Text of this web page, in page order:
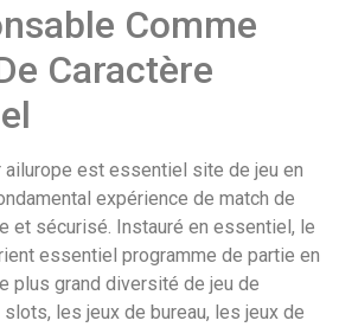
Comme
Caractère
ailurope est essentiel site de jeu en
expérience de match de
et sécurisé. Instauré en essentiel, le
essentiel programme de partie en
plus grand diversité de jeu de
les jeux de bureau, les jeux de